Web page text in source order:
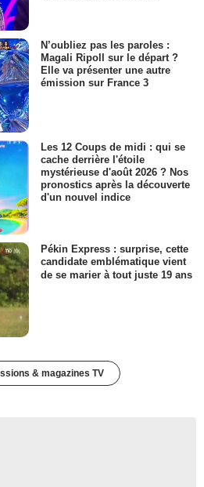
N’oubliez pas les paroles :
Magali Ripoll sur le départ ?
Elle va présenter une autre
émission sur France 3
Les 12 Coups de midi : qui se
cache derrière l'étoile
mystérieuse d'août 2026 ? Nos
pronostics après la découverte
d'un nouvel indice
Pékin Express : surprise, cette
candidate emblématique vient
de se marier à tout juste 19 ans
& magazines TV